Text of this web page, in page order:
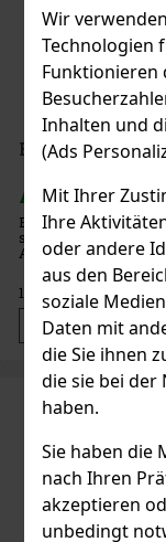
Wir
Technologien
Funktionieren
Inhalten und
(Ads
Mit Ihrer
Ihre
oder andere
aus den
soziale
Daten mit
die Sie ihnen
die sie bei
haben.
Sie haben die
nach Ihren
akzeptieren
unbedingt
Ballantine's
AUF LAGER(3 st)
Ballantine’s Sweet
schottischen
Alkoholgehalt
Ausgewogenheit
Karamell und Vani
18.18 € ohne VAT